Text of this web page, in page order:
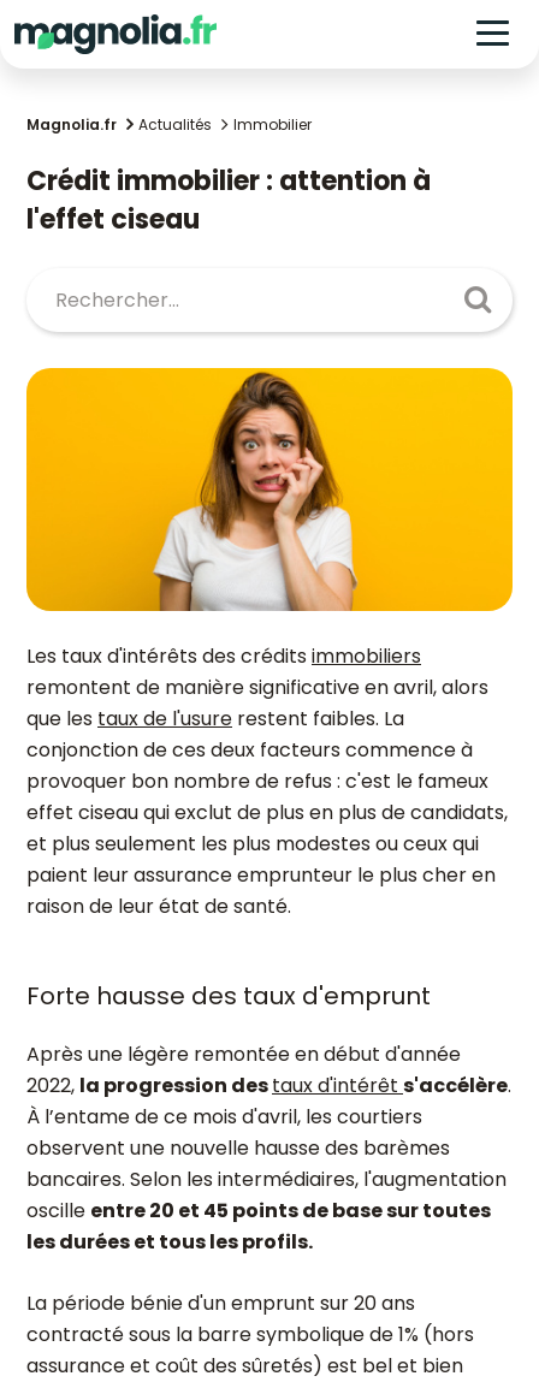
Magnolia.fr Actualités Immobilier
Crédit immobilier : attention à
l'effet ciseau
Les taux d'intérêts des créditsimmobiliers
remontent de manière significative en avril, alors
que les taux de l'usure restent faibles. La
conjonction de ces deux facteurs commence à
provoquer bon nombre de refus : c'est le fameux
effet ciseau qui exclut de plus en plus de candidats,
et plus seulement les plus modestes ou ceux qui
paient leur assurance emprunteur le plus cher en
raison de leur état de santé.
Forte hausse des taux d'emprunt
Après une légère remontée en début d'année
2022, la progression destaux d'intérêt s'accélère.
À l’entame de ce mois d'avril, les courtiers
observent une nouvelle hausse des barèmes
bancaires. Selon les intermédiaires, l'augmentation
oscille entre 20 et 45 points de base sur toutes
les durées et tous les profils.
La période bénie d'un emprunt sur 20 ans
contracté sous la barre symbolique de 1% (hors
assurance et coût des sûretés) est bel et bien